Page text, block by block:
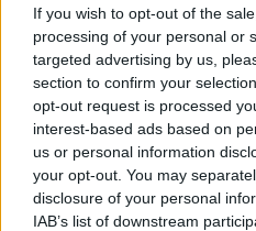
If you wish to opt-out of the
processing of your personal or
targeted advertising by us,
section to confirm your
opt-out request is processed
interest-based ads based on
us or personal information
your opt-out. You may
disclosure of your personal
IAB’s list of downstream
inmensa popularidad en
capacidad no solo de
grandes bibliotecas
expandir su potencial de
personalizados para fuentes
como sucesor de un popular
este software de cine en
increíble variedad de